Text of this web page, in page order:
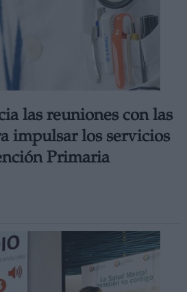
las reuniones con las
impulsar los servicios
Primaria